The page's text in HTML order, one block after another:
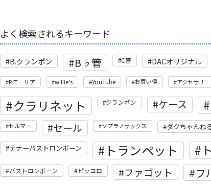
よく検索されるキーワード
B.クランポン B♭管 C管 DACオリジナル
P.モーリア willie's YouTube お買い得 アクセサリー
クラリネット クランポン ケース
セルマー セール ソプラノサックス ダクちゃんね
テナーバストロンボーン トランペット
バストロンボーン ピッコロ ファゴット フ